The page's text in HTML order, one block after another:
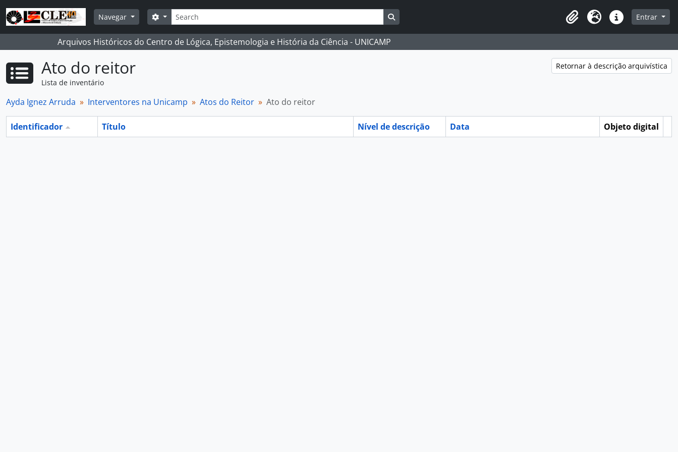
Skip to main content
Navegar
Buscar
Opções de busca
Clipboard
Idioma Atalhos Entrar
Arquivos Históricos do Centro de Lógica, Epistemologia e História da Ciência - UNICAMP
Ato do reitor
Lista de inventário
Retornar à descrição arquivística
Ayda Ignez Arruda Interventores na Unicamp Atos do Reitor Ato do reitor
Identificador Título Nível de descrição Data Objeto digital